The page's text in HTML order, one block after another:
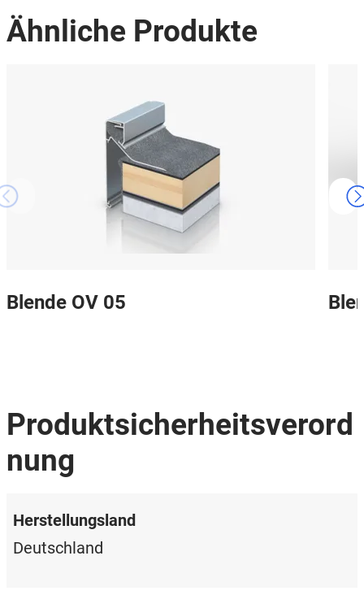
Ähnliche Produkte
Blende OV 05
Produktsicherheitsverord
nung
Herstellungsland
Deutschland